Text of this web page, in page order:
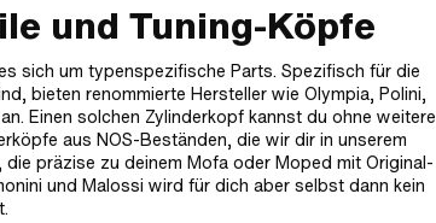
und Tuning-Köpfe
sich um typenspezifische Parts. Spezifisch für die
bieten renommierte Hersteller wie Olympia, Polini,
Einen solchen Zylinderkopf kannst du ohne weitere
aus NOS-Beständen, die wir dir in unserem
präzise zu deinem Mofa oder Moped mit Original-
und Malossi wird für dich aber selbst dann kein